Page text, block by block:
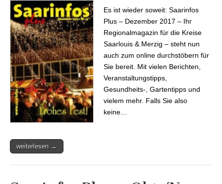
Es ist wieder soweit: Saarinfos
Plus – Dezember 2017 – Ihr
Regionalmagazin für die Kreise
Saarlouis & Merzig – steht nun
auch zum online durchstöbern für
Sie bereit. Mit vielen Berichten,
Veranstaltungstipps,
Gesundheits-, Gartentipps und
vielem mehr. Falls Sie also
keine…
weiterlesen →